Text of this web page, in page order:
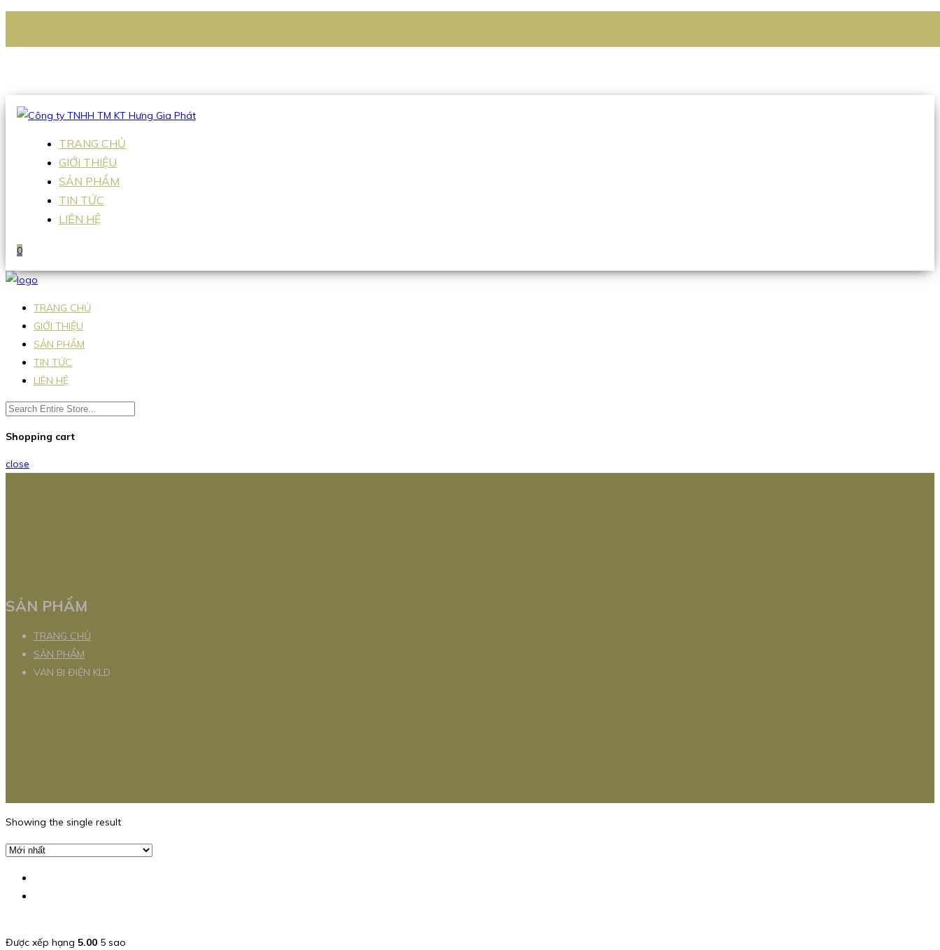
Hotline:0938 336 079
TRANG CHỦ
GIỚI THIỆU
SẢN PHẨM
TIN TỨC
LIÊN HỆ
0
TRANG CHỦ
GIỚI THIỆU
SẢN PHẨM
TIN TỨC
LIÊN HỆ
Shopping cart
close
SẢN PHẨM
TRANG CHỦ
SẢN PHẨM
VAN BI ĐIỆN KLD
Showing the single result
Được xếp hạng 5.00 5 sao